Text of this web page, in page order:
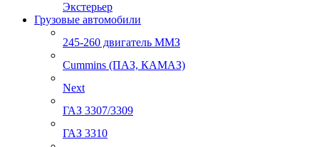
Экстерьер
Грузовые автомобили
245-260 двигатель ММЗ
Cummins (ПАЗ, КАМАЗ)
Next
ГАЗ 3307/3309
ГАЗ 3310